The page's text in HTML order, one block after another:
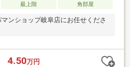
最上階 角部屋
ンショップ岐阜店にお任せくださ
4.50万円